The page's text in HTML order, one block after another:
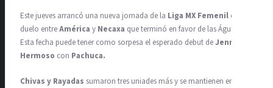
Este jueves arrancó una nueva jornada de la Liga MX Femenil con el
duelo entreAmérica y Necaxa que terminó en favor de las Águilas.
Esta fecha puede tener como sorpesa el esperado debut deJennifer
Hermoso con Pachuca.
Chivas y Rayadas sumaron tres uniades más y se mantienen en la